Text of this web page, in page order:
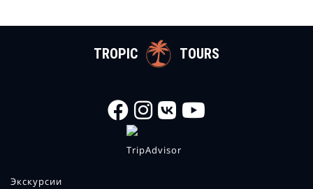
TROPIC TOURS
Экскурсии